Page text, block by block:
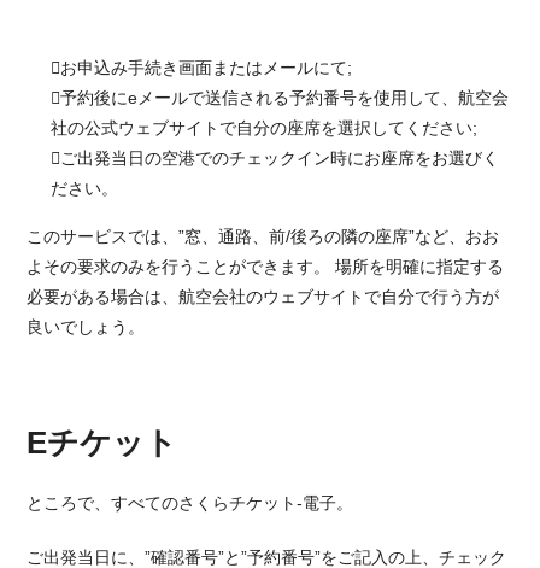
お申込み手続き画面またはメールにて;
予約後にeメールで送信される予約番号を使用して、航空会
社の公式ウェブサイトで自分の座席を選択してください;
ご出発当日の空港でのチェックイン時にお座席をお選びく
ださい。
このサービスでは、”窓、通路、前/後ろの隣の座席”など、おお
よその要求のみを行うことができます。 場所を明確に指定する
必要がある場合は、航空会社のウェブサイトで自分で行う方が
良いでしょう。
Eチケット
ところで、すべてのさくらチケット-電子。
ご出発当日に、”確認番号”と”予約番号”をご記入の上、チェック